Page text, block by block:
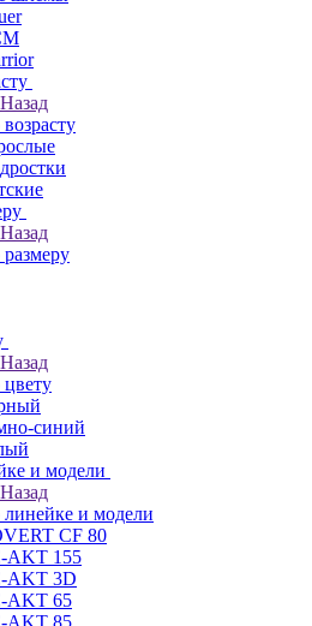
Назад
Назад
Назад
синий
и модели
Назад
и модели
CF 80
AKT 155
AKT 3D
AKT 65
AKT 85